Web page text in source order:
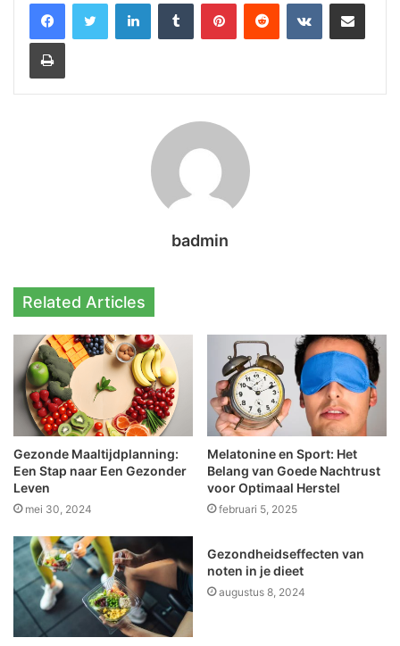
LinkedInTumblr PinterestReddit VKontakteShare via Email
Print
badmin
Related Articles
Gezonde Maaltijdplanning:
Een Stap naar Een Gezonder
Leven
mei 30, 2024
Melatonine en Sport: Het
Belang van Goede Nachtrust
voor Optimaal Herstel
februari 5, 2025
Gezondheidseffecten van
noten in je dieet
augustus 8, 2024